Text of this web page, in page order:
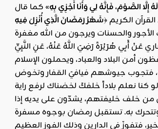
الصَّوْمَ، فَإِنَّهُ لِي وَأَنَا أَجْزِي بِهِ» كما قال
الكريم ﴿شَهْرُ رَمَضَانَ الَّذِي أُنْزِلَ فِيهِ
والحسنات ويرجون من الله مغفرة
أمن البلاد والعباد، ويحملون الإسلام
فتجوب جيوشهم فيافيَ القفار وتخوض
كنا نعلم بلاداً خلفكَ لخضناك لرفع راية
من خلف خليفتهم، يشدّون على يديه إذا
وتتحرك به. تستقبل رمضان بوجوه مسفرة